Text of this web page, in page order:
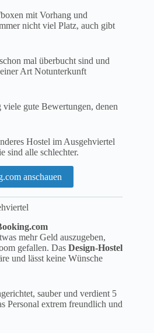
mit Vorhang und
nicht viel Platz, auch gibt
mal überbucht sind und
Art Notunterkunft
gute Bewertungen, denen
Hostel im Ausgehviertel
sind alle schlechter.
anschauen
mehr Geld auszugeben,
gefallen. Das Design-Hostel
und lässt keine Wünsche
sauber und verdient 5
Personal extrem freundlich und